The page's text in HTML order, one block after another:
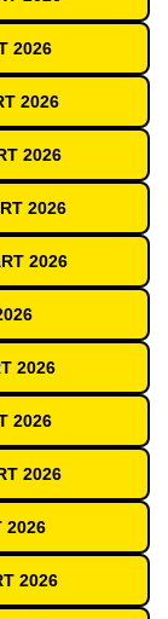
2026
2026
2026
2026
2026
2026
2026
2026
2026
2026